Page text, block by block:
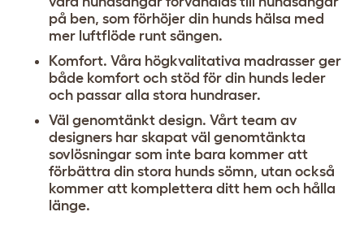
på ben, som förhöjer din hunds hälsa med
mer luftflöde runt sängen.
Komfort. Våra högkvalitativa madrasser ger
både komfort och stöd för din hunds leder
och passar alla stora hundraser.
Väl genomtänkt design. Vårt team av
designers har skapat väl genomtänkta
sovlösningar som inte bara kommer att
förbättra din stora hunds sömn, utan också
kommer att komplettera ditt hem och hålla
länge.